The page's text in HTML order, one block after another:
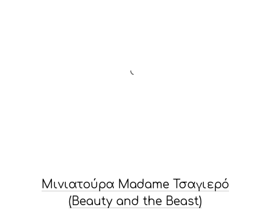
Μινιατούρα Madame Τσαγιερό
(Beauty and the Beast)